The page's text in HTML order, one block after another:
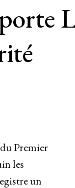
Premier
les
un